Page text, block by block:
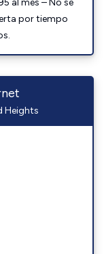
al mes – No se
por tiempo
Heights